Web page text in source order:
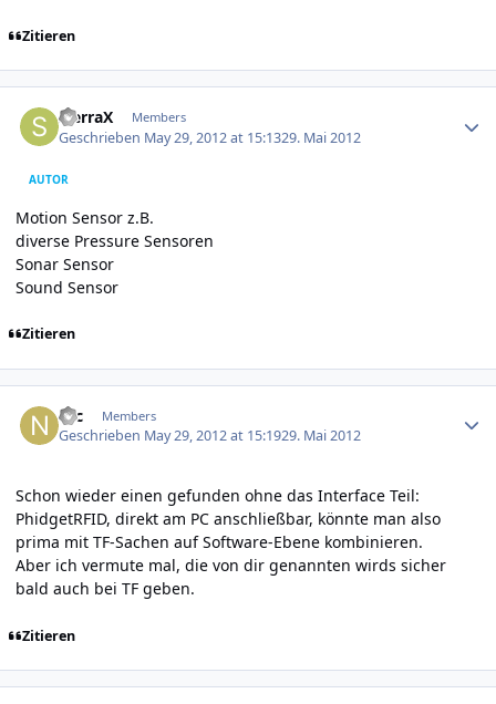
Zitieren
SierraX Members
Geschrieben May 29, 2012 at 15:1329. Mai 2012
AUTOR
Motion Sensor z.B.
diverse Pressure Sensoren
Sonar Sensor
Sound Sensor
Zitieren
Nic Members
Geschrieben May 29, 2012 at 15:1929. Mai 2012
Schon wieder einen gefunden ohne das Interface Teil:
PhidgetRFID, direkt am PC anschließbar, könnte man also
prima mit TF-Sachen auf Software-Ebene kombinieren.
Aber ich vermute mal, die von dir genannten wirds sicher
bald auch bei TF geben.
Zitieren